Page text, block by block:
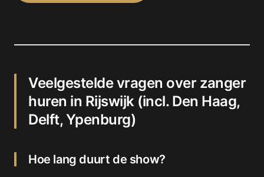
Veelgestelde vragen over zanger
huren in Rijswijk (incl. Den Haag,
Delft, Ypenburg)
Hoe lang duurt de show?